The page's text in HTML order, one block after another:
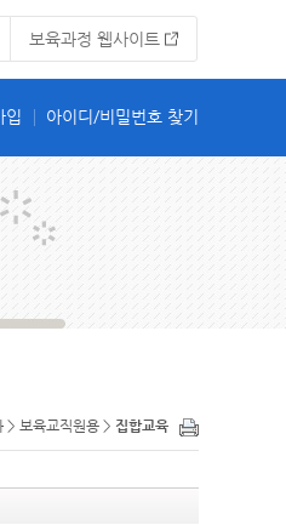
보육과정 웹사이트
> 보육교직원용 > 집합교육